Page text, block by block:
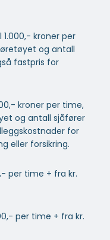
1.000,- kroner per
og antall
fastpris for
kroner per time,
og antall sjåfører
for
eller forsikring.
per time + fra kr.
per time + fra kr.